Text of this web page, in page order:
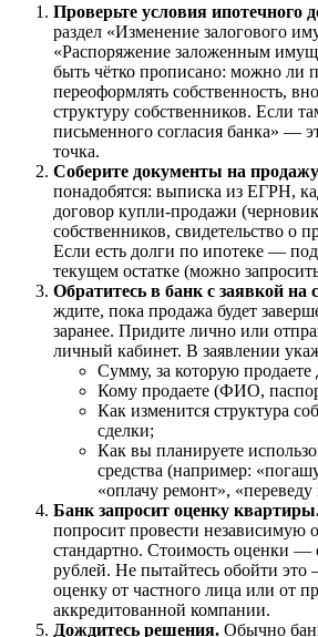
Проверьте условия ипотечного
раздел «Изменение залогового
«Распоряжение заложенным
быть чётко прописано: можно ли
переоформлять собственность,
структуру собственников. Если
письменного согласия банка» —
точка.
Соберите документы на
понадобятся: выписка из ЕГРН,
договор купли-продажи
собственников, свидетельство о
Если есть долги по ипотеке —
текущем остатке (можно
Обратитесь в банк с заявкой на
ждите, пока продажа будет
заранее. Придите лично или
личный кабинет. В заявлении
Сумму, за которую продаете
Кому продаете (ФИО,
Как изменится структура
сделки;
Как вы планируете
средства (например:
«оплачу ремонт», «переведу
Банк запросит оценку
попросит провести независимую
стандартно. Стоимость оценки —
рублей. Не пытайтесь обойти
оценку от частного лица или от
аккредитованной компании.
Дождитесь решения. Обычно